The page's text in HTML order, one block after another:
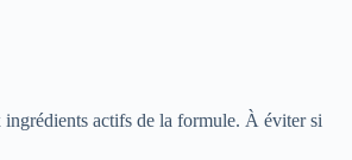
actifs de la formule. À éviter si